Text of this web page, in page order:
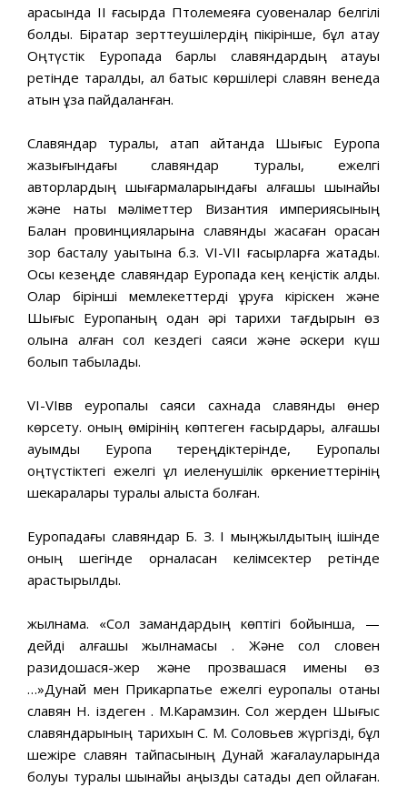
арасында II ғасырда Птолемеяға суовеналар белгілі
болды. Бірқатар зерттеушілердің пікірінше, бұл атау
Оңтүстік Еуропада барлық славяндардың атауы
ретінде таралды, ал батыс көршілері славян венеда
атын ұзақ пайдаланған.
Славяндар туралы, атап айтқанда Шығыс Еуропа
жазығындағы славяндар туралы, ежелгі
авторлардың шығармаларындағы алғашқы шынайы
және нақты мәліметтер Византия империясының
Балқан провинцияларына славяндық жасаған орасан
зор басталу уақытына б.з. VI-VII ғасырларға жатады.
Осы кезеңде славяндар Еуропада кең кеңістік алды.
Олар бірінші мемлекеттерді құруға кіріскен және
Шығыс Еуропаның одан әрі тарихи тағдырын өз
қолына алған сол кездегі саяси және әскери күш
болып табылады.
VI-VIвв еуропалық саяси сахнада славяндық өнер
көрсету. оның өмірінің көптеген ғасырдары, алғашқы
қауымдық Еуропа тереңдіктерінде, Еуропалық
оңтүстіктегі ежелгі құл иеленушілік өркениеттерінің
шекаралары туралы алыста болған.
Еуропадағы славяндар Б. З. І мыңжылдықтың ішінде
оның шегінде орналасқан келімсектер ретінде
қарастырылды.
жылнама. «Сол замандардың көптігі бойынша, —
дейді алғашқы жылнамасы . Және сол словен
разидошася-жер және прозвашася имены өз
…»Дунай мен Прикарпатье ежелгі еуропалық отаны
славян Н. іздеген . М.Карамзин. Сол жерден Шығыс
славяндарының тарихын С. М. Соловьев жүргізді, бұл
шежіре славян тайпасының Дунай жағалауларында
болуы туралы шынайы аңызды сақтады деп ойлаған.